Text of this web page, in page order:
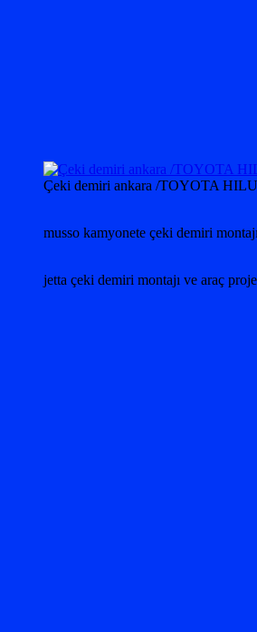
Çeki demiri ankara /TOYOTA
musso kamyonete çeki demiri
jetta çeki demiri montajı ve araç